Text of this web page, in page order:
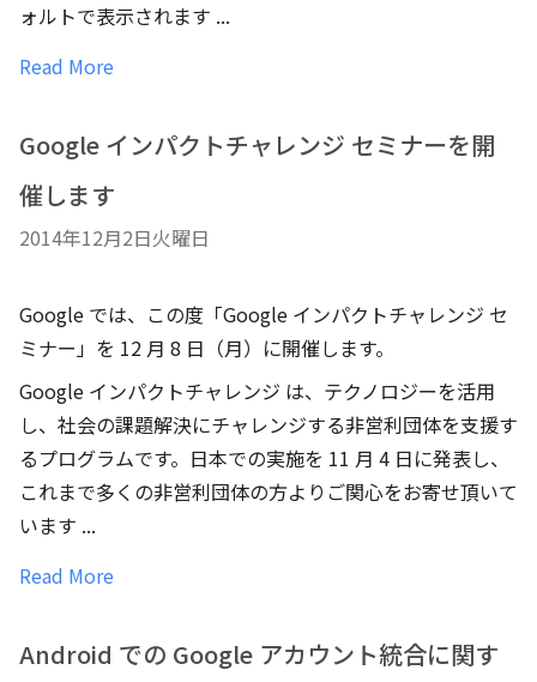
ォルトで表示されます ...
Read More
Google インパクトチャレンジ セミナーを開
催します
2014年12月2日火曜日
Google では、この度「Google インパクトチャレンジ セ
ミナー」を 12 月 8 日（月）に開催します。
Google インパクトチャレンジ は、テクノロジーを活用
し、社会の課題解決にチャレンジする非営利団体を支援す
るプログラムです。日本での実施を 11 月 4 日に発表し、
これまで多くの非営利団体の方よりご関心をお寄せ頂いて
います ...
Read More
Android での Google アカウント統合に関す